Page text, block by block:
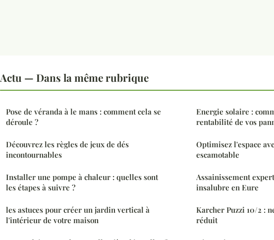
Actu — Dans la même rubrique
Pose de véranda à le mans : comment cela se
déroule ?
Découvrez les règles de jeux de dés
incontournables
Installer une pompe à chaleur : quelles sont
les étapes à suivre ?
les astuces pour créer un jardin vertical à
l'intérieur de votre maison
Energie solaire :
rentabilité de vos
Optimisez l'espace
escamotable
Assainissement
insalubre en Eure
Karcher Puzzi 10/2 :
réduit